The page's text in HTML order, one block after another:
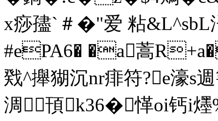
x痧孻`＃�"爱 粘&L^sbL
#ePA6� �a蒿
戣^攑猢沉nr痱符?e濠
淍頇k36�愅oi钙i爅